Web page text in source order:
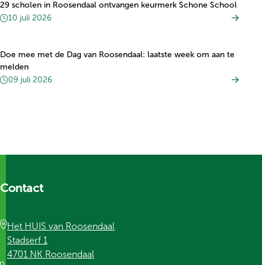
29 scholen in Roosendaal ontvangen keurmerk Schone School
10 juli 2026
Doe mee met de Dag van Roosendaal: laatste week om aan te
melden
09 juli 2026
Contact
Het HUIS van Roosendaal
Stadserf 1
4701 NK Roosendaal